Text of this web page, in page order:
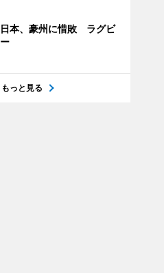
日本、豪州に惜敗 ラグビ
ー
もっと見る